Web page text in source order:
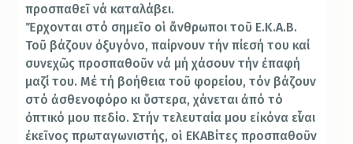
προσπαθεῖ νά καταλάβει.
Ἔρχονται στό σημεῖο οἱ ἄνθρωποι τοῦ Ε.Κ.Α.Β.
Τοῦ βάζουν ὀξυγόνο, παίρνουν τήν πίεσή του καί
συνεχῶς προσπαθοῦν νά μή χάσουν τήν ἐπαφή
μαζί του. Μέ τή βοήθεια τοῦ φορείου, τόν βάζουν
στό ἀσθενοφόρο κι ὕστερα, χάνεται ἀπό τό
ὀπτικό μου πεδίο. Στήν τελευταία μου εἰκόνα εἶναι
ἐκεῖνος πρωταγωνιστής, οἱ ΕΚΑΒίτες προσπαθοῦν